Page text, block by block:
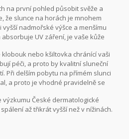
na první pohled působit svěže a
že slunce na horách je mnohem
nadmořské výšce a menšímu
UV záření, je vaše kůže
připravit na ochranu před
ochranným faktorem alespoň 30 by
Nezapomínejte na nanášení
pocení či koupání. Oblečení by
s UV filtrem.
nebo kšiltovka chránící vaši
péči, a proto by kvalitní sluneční
Při delším pobytu na přímém slunci
a proto je vhodné pravidelně se
a třetí hodinou odpoledne.
České dermatologické
až třikrát vyšší než v nížinách.